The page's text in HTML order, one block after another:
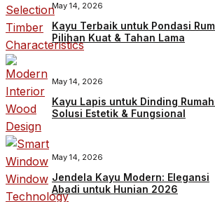
May 14, 2026
Kayu Terbaik untuk Pondasi
Pilihan Kuat & Tahan Lama
May 14, 2026
Kayu Lapis untuk Dinding
Solusi Estetik & Fungsional
May 14, 2026
Jendela Kayu Modern: Elegansi
Abadi untuk Hunian 2026